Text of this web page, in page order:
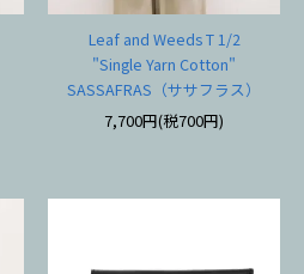
Leaf and Weeds T 1/2
"Single Yarn Cotton"
SASSAFRAS（ササフラス）
7,700円(税700円)